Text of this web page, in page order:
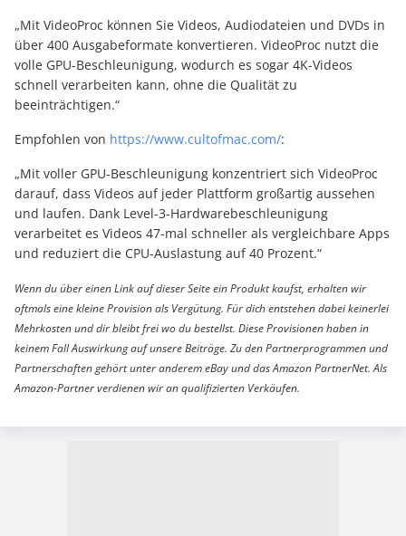
„Mit VideoProc können Sie Videos, Audiodateien und DVDs in
über 400 Ausgabeformate konvertieren. VideoProc nutzt die
volle GPU-Beschleunigung, wodurch es sogar 4K-Videos
schnell verarbeiten kann, ohne die Qualität zu
beeinträchtigen.“
Empfohlen von https://www.cultofmac.com/:
„Mit voller GPU-Beschleunigung konzentriert sich VideoProc
darauf, dass Videos auf jeder Plattform großartig aussehen
und laufen. Dank Level-3-Hardwarebeschleunigung
verarbeitet es Videos 47-mal schneller als vergleichbare Apps
und reduziert die CPU-Auslastung auf 40 Prozent.“
Wenn du über einen Link auf dieser Seite ein Produkt kaufst, erhalten wir
oftmals eine kleine Provision als Vergütung. Für dich entstehen dabei keinerlei
Mehrkosten und dir bleibt frei wo du bestellst. Diese Provisionen haben in
keinem Fall Auswirkung auf unsere Beiträge. Zu den Partnerprogrammen und
Partnerschaften gehört unter anderem eBay und das Amazon PartnerNet. Als
Amazon-Partner verdienen wir an qualifizierten Verkäufen.